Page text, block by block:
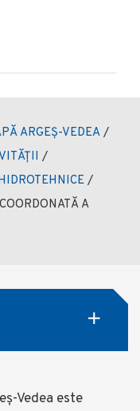
ARGEȘ-VEDEA /
/
/
A
Vedea este